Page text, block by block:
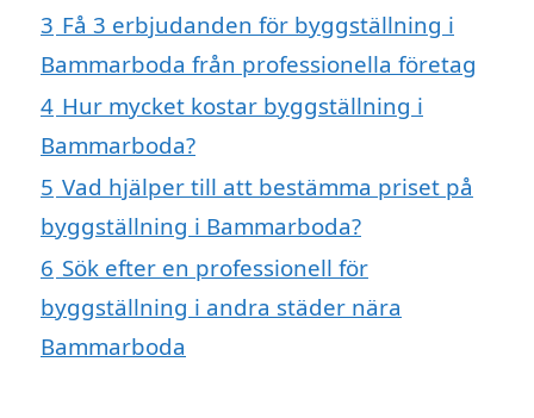
3 Få 3 erbjudanden för byggställning i
Bammarboda från professionella företag
4 Hur mycket kostar byggställning i
Bammarboda?
5 Vad hjälper till att bestämma priset på
byggställning i Bammarboda?
6 Sök efter en professionell för
byggställning i andra städer nära
Bammarboda